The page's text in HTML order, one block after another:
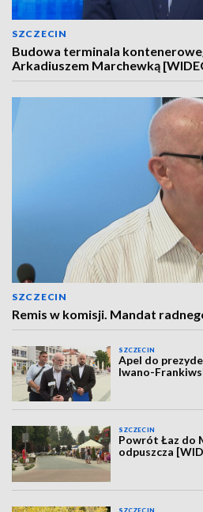
SZCZECIN
Budowa terminala
Arkadiuszem Marchewką
SZCZECIN
Remis w komisji. Mandat
SZCZECIN
Apel do
Iwano-
SZCZECIN
Powrót Łaz do
odpuszcza
SZCZECIN